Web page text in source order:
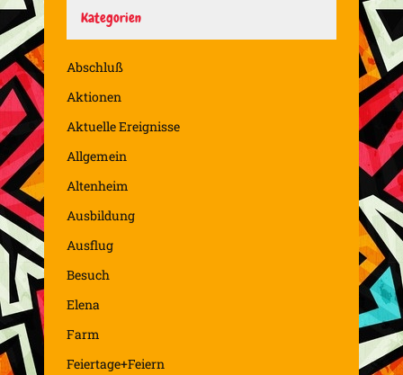
Kategorien
Abschluß
Aktionen
Aktuelle Ereignisse
Allgemein
Altenheim
Ausbildung
Ausflug
Besuch
Elena
Farm
Feiertage+Feiern